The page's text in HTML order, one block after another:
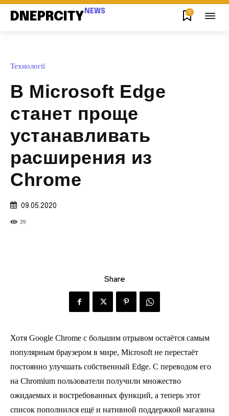
DNEPRCITY NEWS 0
Технології
В Microsoft Edge
станет проще
устанавливать
расширения из
Chrome
09.05.2020
39
Share
Хотя Google Chrome с большим отрывом остаётся самым
популярным браузером в мире, Microsoft не перестаёт
постоянно улучшать собственный Edge. С переводом его
на Chromium пользователи получили множество
ожидаемых и востребованных функций, а теперь этот
список пополнился ещё и нативной поддержкой магазина